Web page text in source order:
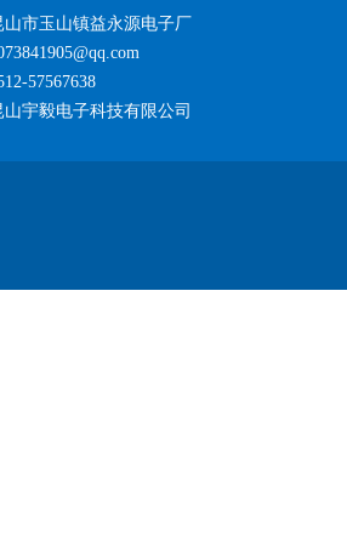
山市玉山镇益永源电子厂
57567638
宇毅电子科技有限公司